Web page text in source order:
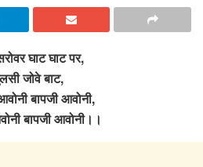
घाट घाट पर,
जोवे बाट,
बापजी आवोनी,
बापजी आवोनी।।